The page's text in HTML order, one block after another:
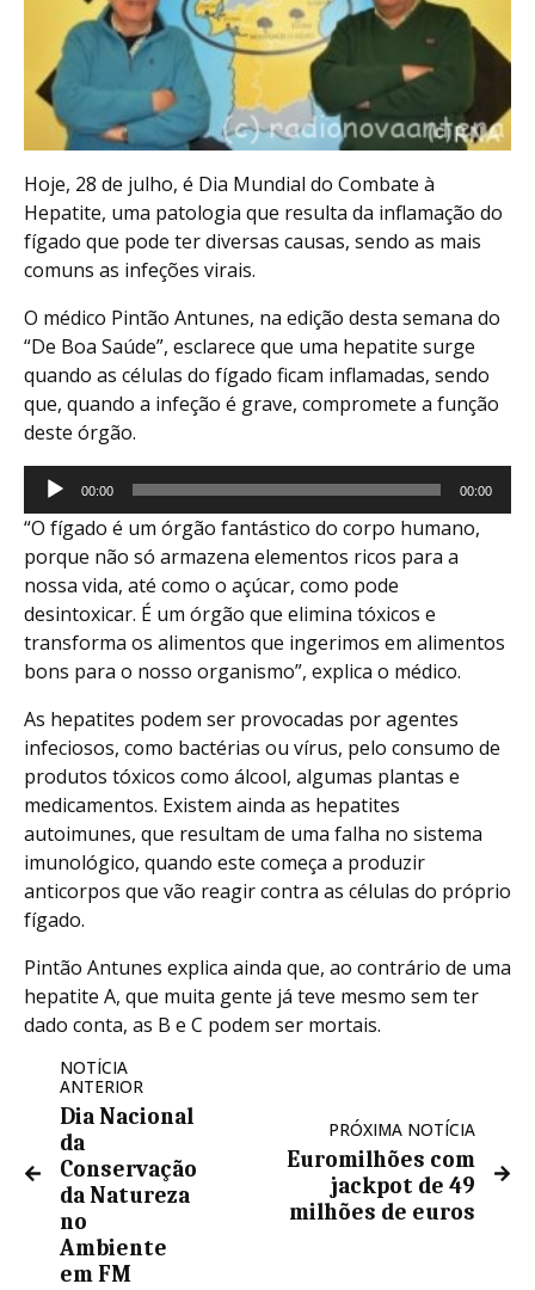
Hoje, 28 de julho, é Dia Mundial do Combate à
Hepatite, uma patologia que resulta da inflamação do
fígado que pode ter diversas causas, sendo as mais
comuns as infeções virais.
O médico Pintão Antunes, na edição desta semana do
“De Boa Saúde”, esclarece que uma hepatite surge
quando as células do fígado ficam inflamadas, sendo
que, quando a infeção é grave, compromete a função
deste órgão.
Reprodutor
de
áudio
00:00 00:00
“O fígado é um órgão fantástico do corpo humano,
porque não só armazena elementos ricos para a
nossa vida, até como o açúcar, como pode
desintoxicar. É um órgão que elimina tóxicos e
transforma os alimentos que ingerimos em alimentos
bons para o nosso organismo”, explica o médico.
As hepatites podem ser provocadas por agentes
infeciosos, como bactérias ou vírus, pelo consumo de
produtos tóxicos como álcool, algumas plantas e
medicamentos. Existem ainda as hepatites
autoimunes, que resultam de uma falha no sistema
imunológico, quando este começa a produzir
anticorpos que vão reagir contra as células do próprio
fígado.
Pintão Antunes explica ainda que, ao contrário de uma
hepatite A, que muita gente já teve mesmo sem ter
dado conta, as B e C podem ser mortais.
NOTÍCIA
ANTERIOR
Dia Nacional
da
Conservação
da Natureza
no
Ambiente
em FM
PRÓXIMA NOTÍCIA
Euromilhões com
jackpot de 49
milhões de euros